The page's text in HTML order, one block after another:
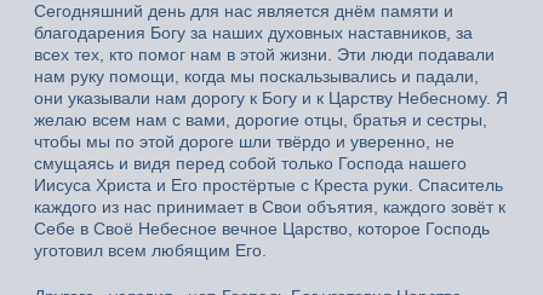
Сегодняшний день для нас является днём памяти и
благодарения Богу за наших духовных наставников, за
всех тех, кто помог нам в этой жизни. Эти люди подавали
нам руку помощи, когда мы поскальзывались и падали,
они указывали нам дорогу к Богу и к Царству Небесному. Я
желаю всем нам с вами, дорогие отцы, братья и сестры,
чтобы мы по этой дороге шли твёрдо и уверенно, не
смущаясь и видя перед собой только Господа нашего
Иисуса Христа и Его простёртые с Креста руки. Спаситель
каждого из нас принимает в Свои объятия, каждого зовёт к
Себе в Своё Небесное вечное Царство, которое Господь
уготовил всем любящим Его.